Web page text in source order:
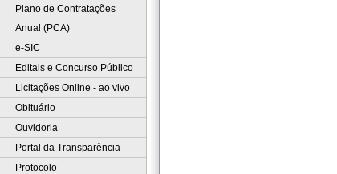
Plano de Contratações
Anual (PCA)
e-SIC
Editais e Concurso Público
Licitações Online - ao vivo
Obituário
Ouvidoria
Portal da Transparência
Protocolo